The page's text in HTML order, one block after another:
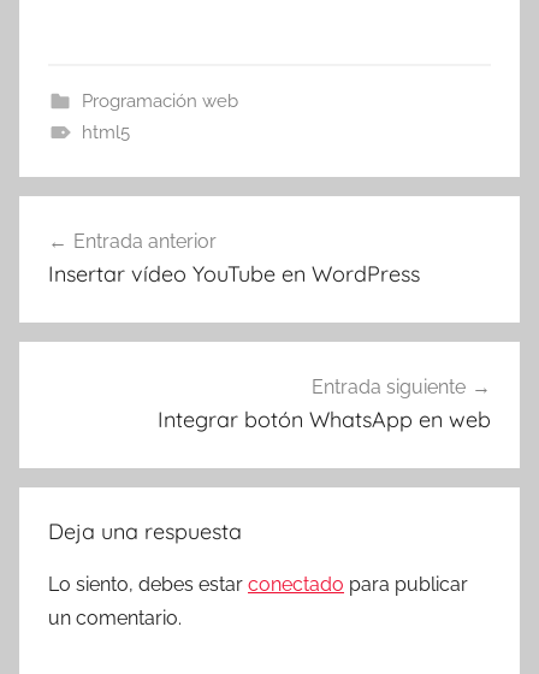
Programación web
html5
de
Entrada anterior
Insertar vídeo YouTube en WordPress
Entrada siguiente
Integrar botón WhatsApp en web
Deja una respuesta
Lo siento, debes estar conectado para publicar
un comentario.